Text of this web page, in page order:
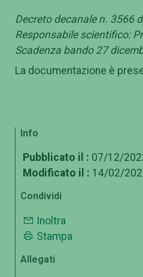
Decreto decanale n. 3566
Responsabile scientifico:
Scadenza bando 27
La documentazione è
Info
Pubblicato il : 07/12/
Modificato il : 14/02/
Condividi
Inoltra
Stampa
Allegati